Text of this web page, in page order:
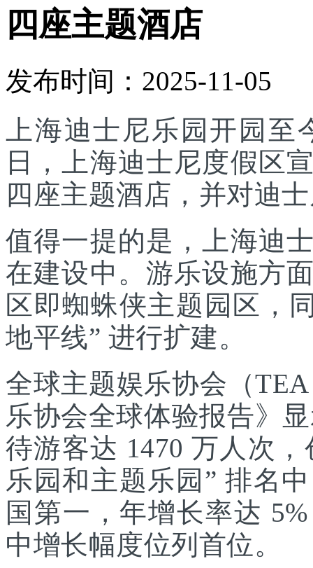
四座主题酒店
发布时间：2025-11-05
上海迪士尼乐园开园
日，上海迪士尼度假区
四座主题酒店，并对迪
值得一提的是，上海迪
在建设中。游乐设施方
区即蜘蛛侠主题园区，
地平线” 进行扩建。
全球主题娱乐协会（
乐协会全球体验报告》
待游客达 1470 万人次
乐园和主题乐园” 排名
国第一，年增长率达
中增长幅度位列首位。